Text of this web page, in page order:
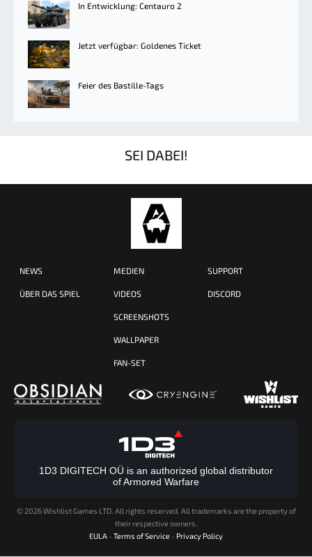
In Entwicklung: Centauro 2
Jetzt verfügbar: Goldenes Ticket
Feier des Bastille-Tags
SEI DABEI!
NEWS
ÜBER DAS SPIEL
MEDIEN
VIDEOS
SCREENSHOTS
WALLPAPER
FAN-SET
SUPPORT
DISCORD
1D3 DIGITECH OÜ is an authorized global distributor
of Armored Warfare
© 2026 Wishlist Games LTD. All rights reserved. All trademarks are the property of
their respective owners.
EULA - Terms of Service - Privacy Policy